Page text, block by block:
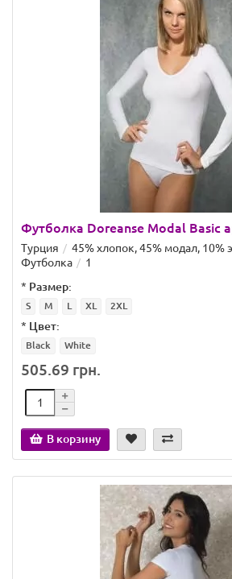
Футболка Doreanse Modal Basic
Турция
45% хлопок, 45% модал, 10%
Футболка
1
* Размер:
S M L XL 2XL
* Цвет:
Black White
505.69 грн.
В корзину